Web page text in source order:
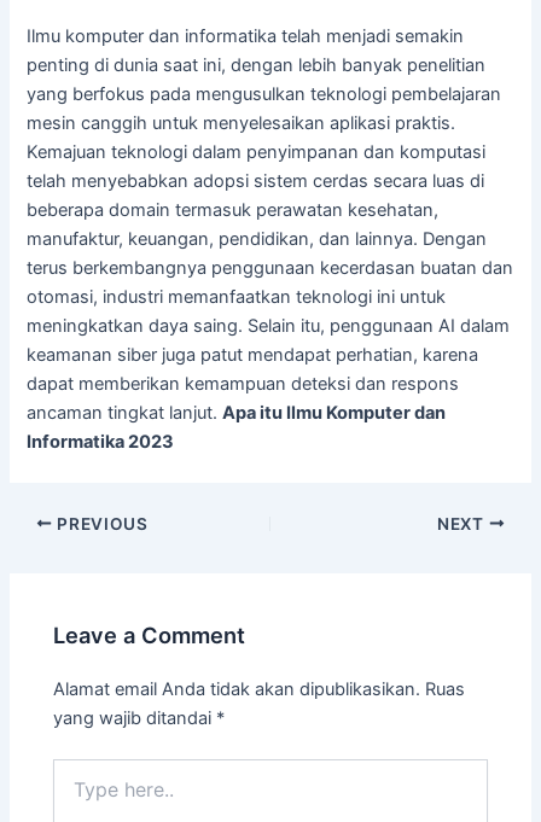
Ilmu komputer dan informatika telah menjadi semakin
penting di dunia saat ini, dengan lebih banyak penelitian
yang berfokus pada mengusulkan teknologi pembelajaran
mesin canggih untuk menyelesaikan aplikasi praktis.
Kemajuan teknologi dalam penyimpanan dan komputasi
telah menyebabkan adopsi sistem cerdas secara luas di
beberapa domain termasuk perawatan kesehatan,
manufaktur, keuangan, pendidikan, dan lainnya. Dengan
terus berkembangnya penggunaan kecerdasan buatan dan
otomasi, industri memanfaatkan teknologi ini untuk
meningkatkan daya saing. Selain itu, penggunaan AI dalam
keamanan siber juga patut mendapat perhatian, karena
dapat memberikan kemampuan deteksi dan respons
ancaman tingkat lanjut.Apa itu Ilmu Komputer dan
Informatika 2023
PREVIOUS NEXT
Leave a Comment
Alamat email Anda tidak akan dipublikasikan. Ruas
yang wajib ditandai *
here..